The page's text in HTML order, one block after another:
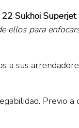
Sukhoi
ellos para
sus
Previo